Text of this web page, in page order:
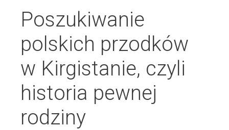
Poszukiwanie
polskich przodków
w Kirgistanie, czyli
historia pewnej
rodziny